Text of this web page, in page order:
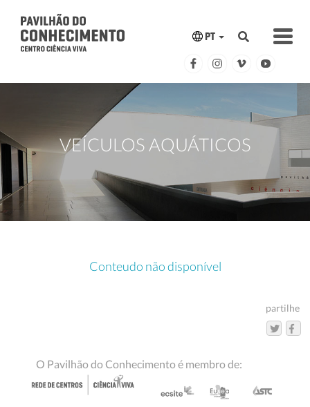
PT
VEÍCULOS AQUÁTICOS
Conteudo não disponível
partilhe
O Pavilhão do Conhecimento é membro de: